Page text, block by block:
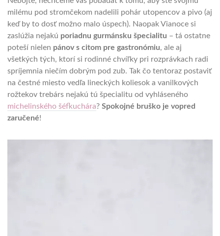
milému pod stromčekom nadelili pohár utopencov a pivo (aj
keď by to dosť možno malo úspech). Naopak Vianoce si
zaslúžia nejakú poriadnu gurmánsku špecialitu – tá ostatne
poteší nielen pánov s citom pre gastronómiu, ale aj
všetkých tých, ktorí si rodinné chvíľky pri rozprávkach radi
spríjemnia niečím dobrým pod zub. Tak čo tentoraz postaviť
na čestné miesto vedľa lineckých koliesok a vanilkových
rožtekov trebárs nejakú tú špecialitu od vyhláseného
michelinského šéfkuchára? Spokojné bruško je vopred
zaručené!